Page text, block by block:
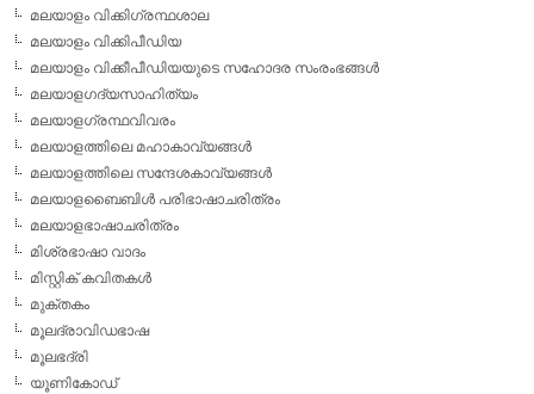
മലയാളം വിക്കിഗ്രന്ഥശാല
മലയാളം വിക്കിപീഡിയ
മലയാളം വിക്കീപീഡിയയുടെ സഹോദര സംരംഭങ്ങള്‍
മലയാളഗദ്യസാഹിത്യം
മലയാളഗ്രന്ഥവിവരം
മലയാളത്തിലെ മഹാകാവ്യങ്ങള്‍
മലയാളത്തിലെ സന്ദേശകാവ്യങ്ങള്‍
മലയാളബൈബിള്‍ പരിഭാഷാചരിത്രം
മലയാളഭാഷാചരിത്രം
മിശ്രഭാഷാ വാദം
മിസ്റ്റിക് കവിതകള്‍
മുക്തകം
മൂലദ്രാവിഡഭാഷ
മൂലഭദ്രി
യൂണികോഡ്